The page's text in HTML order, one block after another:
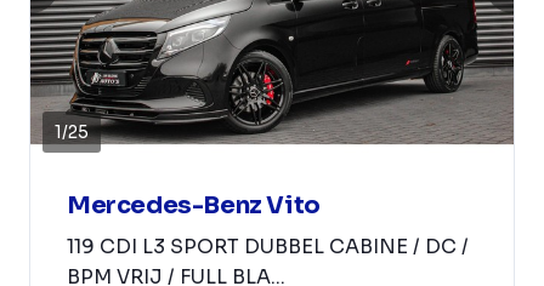
1/25
Mercedes-Benz Vito
119 CDI L3 SPORT DUBBEL CABINE / DC /
BPM VRIJ / FULL BLA...